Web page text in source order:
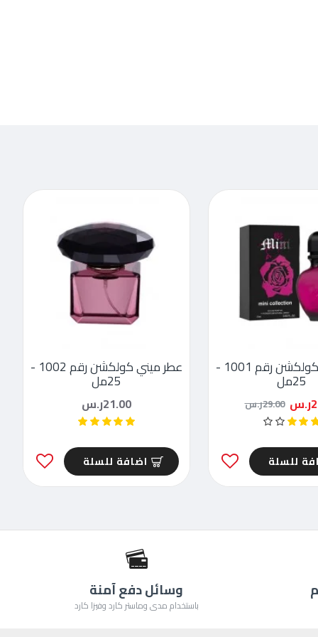
عطر ميني كولكشن رقم 1001 -
25مل
29.00ر.س
للسلة
عطر ميني كولكشن رقم 1002 -
25مل
21.00ر.س
اضافة للسلة
وسائل دفع آمنة
باستخدام مدى وماستر كارد وفيزا كارد